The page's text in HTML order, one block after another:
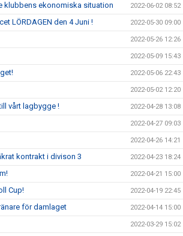
klubbens ekonomiska situation 2022-06-02 08:52
LÖRDAGEN den 4 Juni ! 2022-05-30 09:00
2022-05-26 12:26
2022-05-09 15:43
2022-05-06 22:43
2022-05-02 12:20
vårt lagbygge ! 2022-04-28 13:08
2022-04-27 09:03
2022-04-26 14:21
kontrakt i divison 3 2022-04-23 18:24
2022-04-21 15:00
Cup! 2022-04-19 22:45
för damlaget 2022-04-14 15:00
2022-03-29 15:02